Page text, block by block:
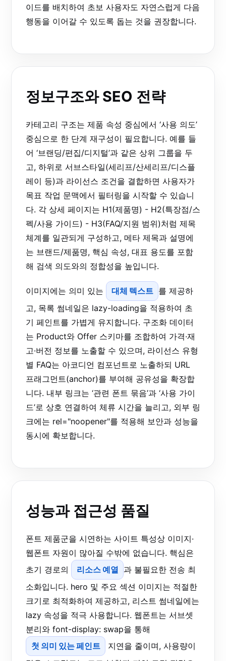
이드를 배치하여 초보 사용자도 자연스럽게 다음
행동을 이어갈 수 있도록 돕는 것을 권장합니다.
정보구조와 SEO 전략
카테고리 구조는 제품 속성 중심에서 ‘사용 의도’
중심으로 한 단계 재구성이 필요합니다. 예를 들
어 ‘브랜딩/편집/디지털’과 같은 상위 그룹을 두
고, 하위로 서브스타일(세리프/산세리프/디스플
레이 등)과 라이선스 조건을 결합하면 사용자가
목표 작업 문맥에서 필터링을 시작할 수 있습니
다. 각 상세 페이지는 H1(제품명) - H2(특장점/스
펙/사용 가이드) - H3(FAQ/지원 범위)처럼 제목
체계를 일관되게 구성하고, 메타 제목과 설명에
는 브랜드/제품명, 핵심 속성, 대표 용도를 포함
해 검색 의도와의 정합성을 높입니다.
이미지에는 의미 있는 대체 텍스트 를 제공하
고, 목록 썸네일은 lazy-loading을 적용하여 초
기 페인트를 가볍게 유지합니다. 구조화 데이터
는 Product와 Offer 스키마를 조합하여 가격·재
고·버전 정보를 노출할 수 있으며, 라이선스 유형
별 FAQ는 아코디언 컴포넌트로 노출하되 URL
프래그먼트(anchor)를 부여해 공유성을 확장합
니다. 내부 링크는 ‘관련 폰트 묶음’과 ‘사용 가이
드’로 상호 연결하여 체류 시간을 늘리고, 외부 링
크에는 rel="noopener"를 적용해 보안과 성능을
동시에 확보합니다.
성능과 접근성 품질
폰트 제품군을 시연하는 사이트 특성상 이미지·
웹폰트 자원이 많아질 수밖에 없습니다. 핵심은
초기 경로의
리소스 예열
과 불필요한 전송 최
소화입니다. hero 및 주요 섹션 이미지는 적절한
크기로 최적화하여 제공하고, 리스트 썸네일에는
lazy 속성을 적극 사용합니다. 웹폰트는 서브셋
분리와 font-display: swap을 통해
첫 의미 있는 페인트
지연을 줄이며, 사용량이